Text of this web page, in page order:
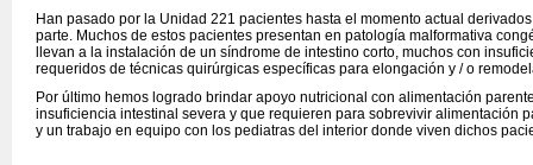
Han pasado por la Unidad 221 pacientes hasta el momento actual
parte. Muchos de estos pacientes presentan en patología malformativa
llevan a la instalación de un síndrome de intestino corto, muchos con
requeridos de técnicas quirúrgicas específicas para elongación y / o
Por último hemos logrado brindar apoyo nutricional con alimentación
insuficiencia intestinal severa y que requieren para sobrevivir alimentación
y un trabajo en equipo con los pediatras del interior donde viven dichos